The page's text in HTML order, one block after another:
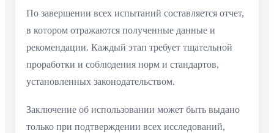
По завершении всех испытаний составляется отчет,
в котором отражаются полученные данные и
рекомендации. Каждый этап требует тщательной
проработки и соблюдения норм и стандартов,
установленных законодательством.
Заключение об использовании может быть выдано
только при подтверждении всех исследований,